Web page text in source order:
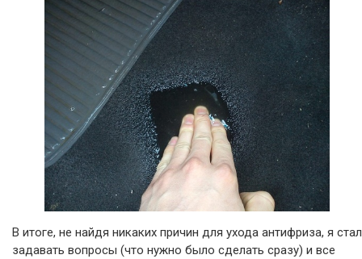
В итоге, не найдя никаких причин для ухода антифриза, я стал
задавать вопросы (что нужно было сделать сразу) и все